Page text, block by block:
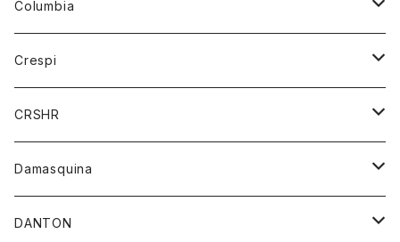
チーフ
バンダナ
トレーナー
パーカー
ニット
Columbia
アウター
ジャケット
Crespi
ジャケット
ワンピース
ブラウス
CRSHR
キャップ
Damasquina
ウォレット
DANTON